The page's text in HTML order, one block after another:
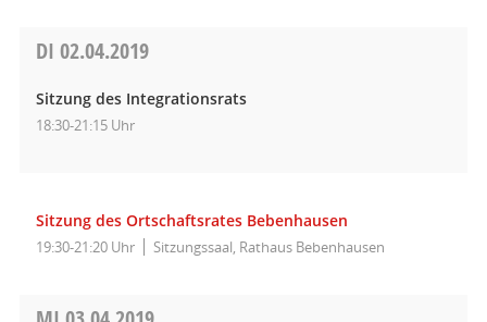
DI 02.04.2019
Sitzung des Integrationsrats
18:30-21:15 Uhr
Sitzung des Ortschaftsrates Bebenhausen
19:30-21:20 Uhr Sitzungssaal, Rathaus Bebenhausen